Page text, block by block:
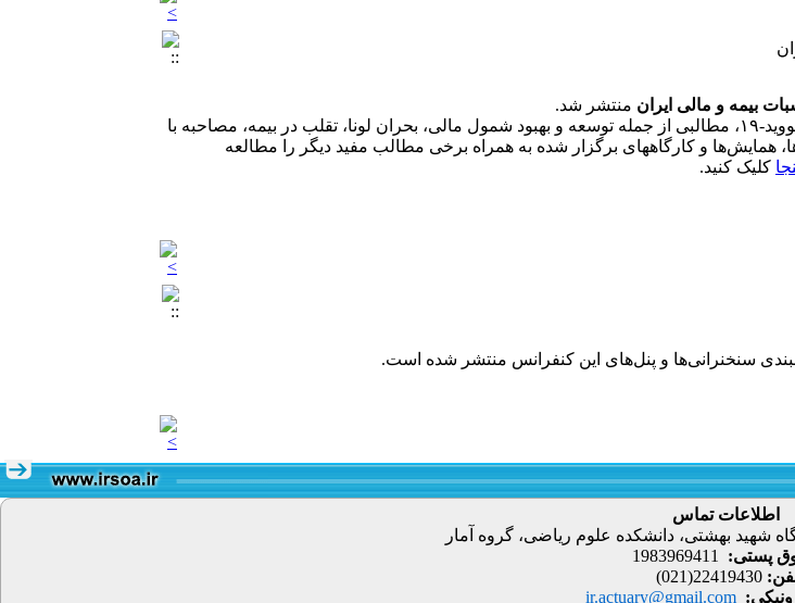
بیمه و مالی ایران منتشر شد.
در این شماره پس از سرمقاله‌ای با عنوان در عصر کووید-۱۹، مطالبی از جمله توسعه و بهبود شمول مالی، بحران لونا، تقلب در بیمه، مصاحبه با
همایش‌ها و کارگاههای برگزار شده به همراه برخی مطالب مفید دیگر را مطالعه
کلیک کنید.
سنخنرانی‌ها و پنل‌های این کنفرانس منتشر شده است.
اطلاعات تماس
شهید بهشتی، دانشکده علوم ریاضی، گروه آمار
پستی:
22419430(021)
ir.actuary@gmail.com